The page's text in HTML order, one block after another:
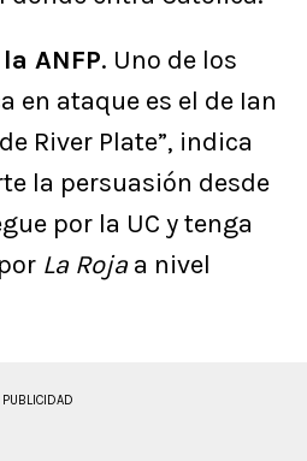
ANFP. Uno de los
en ataque es el de Ian
River Plate”, indica
la persuasión desde
por la UC y tenga
La Roja a nivel
PUBLICIDAD